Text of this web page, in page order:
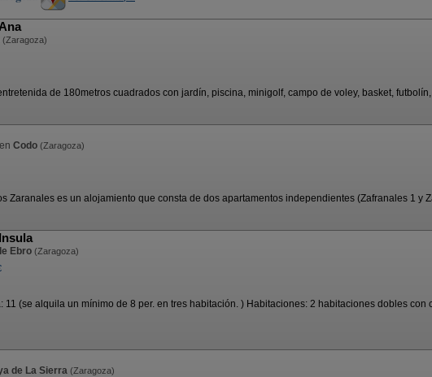
(Zaragoza)
de 180metros cuadrados con jardín, piscina, minigolf, campo de voley, basket, futbolín,
Codo (Zaragoza)
Zaranales es un alojamiento que consta de dos apartamentos independientes (Zafranales 1 y
Ebro (Zaragoza)
11 (se alquila un mínimo de 8 per. en tres habitación. ) Habitaciones: 2 habitaciones dobles con
de La Sierra (Zaragoza)